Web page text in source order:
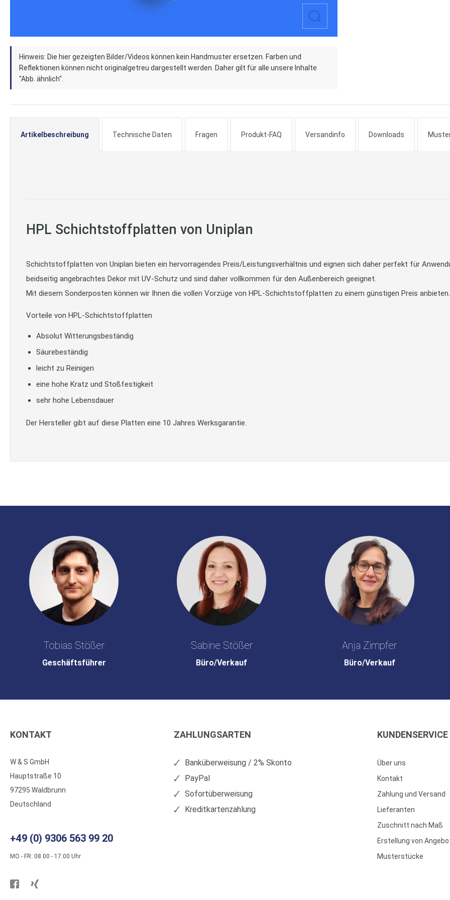
Zum
Anfang
der
Bildergalerie
springen
Hinweis: Die hier gezeigten Bilder/Videos können kein Handmuster ersetzen. Farben und
Reflektionen können nicht originalgetreu dargestellt werden. Daher gilt für alle unsere Inhalte
"Abb. ähnlich".
Artikelbeschreibung
HPL Schichtstoffplatten von Uniplan
Schichtstoffplatten von Uniplan bieten ein hervorragendes Preis/Leistungsverhältnis und eignen sich daher perfekt für
beidseitig angebrachtes Dekor mit UV-Schutz und sind daher vollkommen für den Außenbereich geeignet.
Mit diesem Sonderposten können wir Ihnen die vollen Vorzüge von HPL-Schichtstoffplatten zu einem günstigen Preis anbieten.
Vorteile von HPL-Schichtstoffplatten
Absolut Witterungsbeständig
Säurebeständig
leicht zu Reinigen
eine hohe Kratz und Stoßfestigkeit
sehr hohe Lebensdauer
Der Hersteller gibt auf diese Platten eine 10 Jahres Werksgarantie.
Technische Daten Fragen Produkt-FAQ Versandinfo Downloads
Tobias Stößer
Geschäftsführer
Sabine Stößer
Büro/Verkauf
Anja Zimpfer
Büro/Verkauf
KONTAKT
W & S GmbH
Hauptstraße 10
97295 Waldbrunn
Deutschland
+49 (0) 9306 563 99 20
MO - FR: 08.00 - 17.00 Uhr
Besuchen
ZAHLUNGSARTEN
Banküberweisung / 2% Skonto
PayPal
Sofortüberweisung
Kreditkartenzahlung
KUNDENSERVICE
Über uns
Kontakt
Zahlung und Versand
Lieferanten
Zuschnitt nach Maß
Erstellung von
Musterstücke